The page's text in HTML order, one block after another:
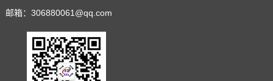
邮箱：306880061@qq.com